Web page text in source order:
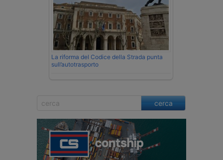
La riforma del Codice della Strada punta
sull’autotrasporto
cerca